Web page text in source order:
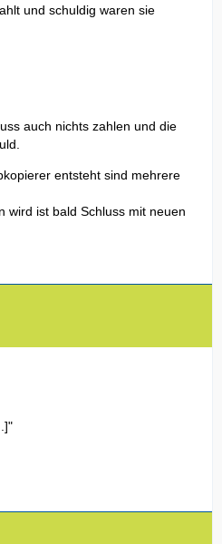
und schuldig waren sie
auch nichts zahlen und die
entsteht sind mehrere
wird ist bald Schluss mit neuen